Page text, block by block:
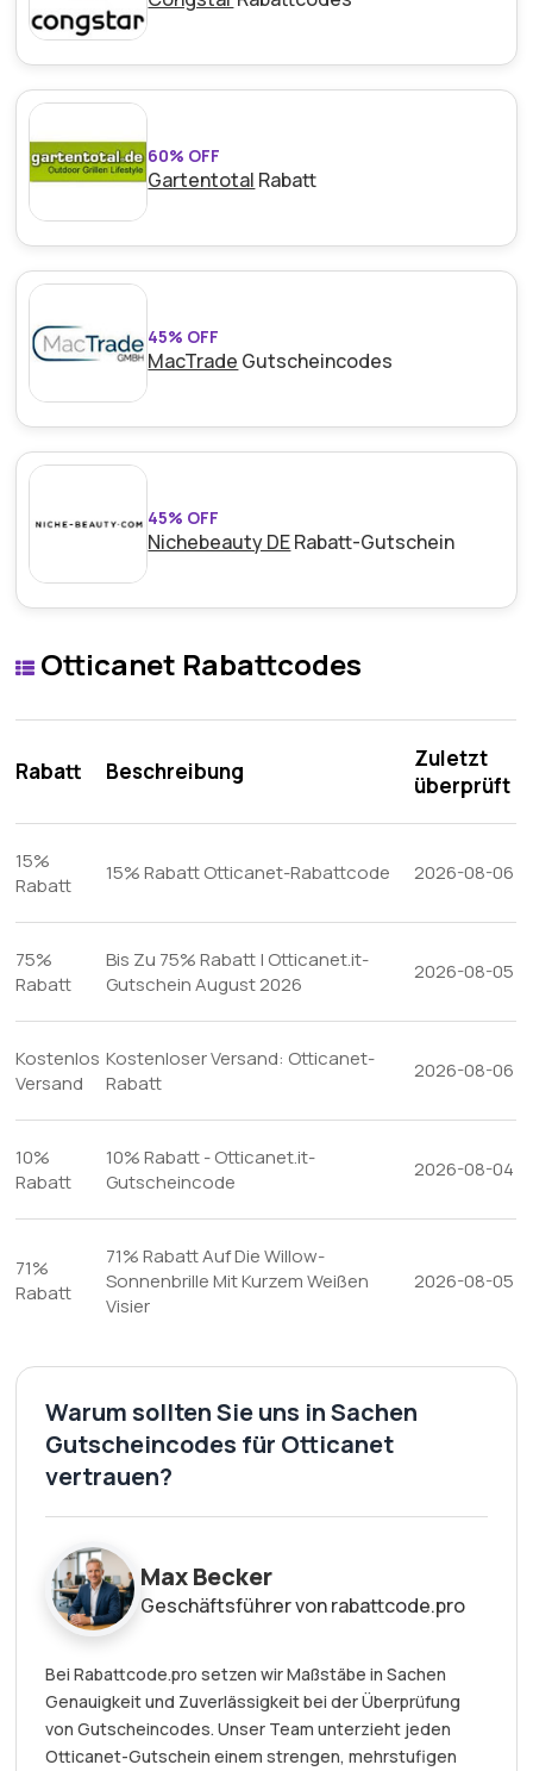
60% OFF
Gartentotal Rabatt
45% OFF
MacTrade Gutscheincodes
45% OFF
Nichebeauty DERabatt-Gutschein
Otticanet Rabattcodes
Rabatt Beschreibung
Zuletzt
überprüft
15%
Rabatt
15% Rabatt Otticanet-Rabattcode 2026-08-06
75%
Rabatt
Bis Zu 75% Rabatt | Otticanet.it-
Gutschein August 2026
2026-08-05
Kostenlos
Versand
Kostenloser Versand: Otticanet-
Rabatt
2026-08-06
10%
Rabatt
10% Rabatt - Otticanet.it-
Gutscheincode
2026-08-04
71%
Rabatt
71% Rabatt Auf Die Willow-
Sonnenbrille Mit Kurzem Weißen
Visier
2026-08-05
Warum sollten Sie uns in Sachen
Gutscheincodes für Otticanet
vertrauen?
Max Becker
Geschäftsführer von rabattcode.pro
Bei Rabattcode.pro setzen wir Maßstäbe in Sachen
Genauigkeit und Zuverlässigkeit bei der Überprüfung
von Gutscheincodes. Unser Team unterzieht jeden
Otticanet-Gutschein einem strengen, mehrstufigen